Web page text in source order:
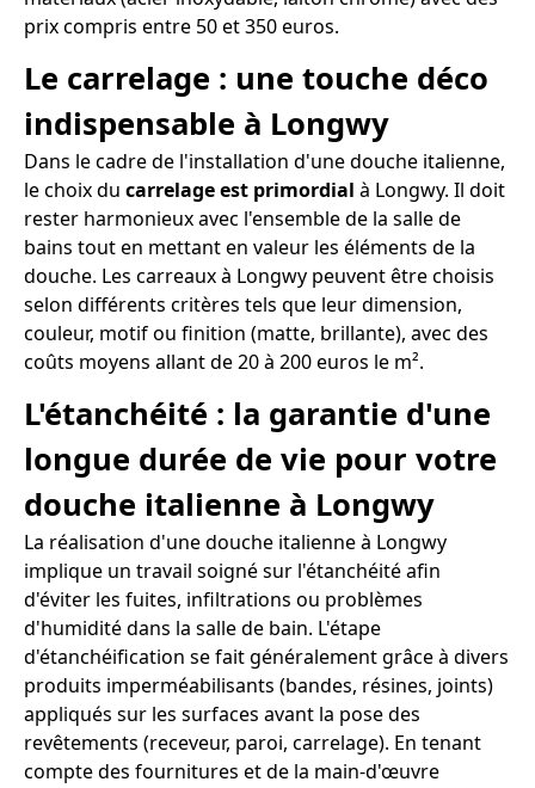
prix compris entre 50 et 350 euros.
Le carrelage : une touche déco
indispensable à Longwy
Dans le cadre de l'installation d'une douche italienne,
le choix du carrelage est primordial à Longwy. Il doit
rester harmonieux avec l'ensemble de la salle de
bains tout en mettant en valeur les éléments de la
douche. Les carreaux à Longwy peuvent être choisis
selon différents critères tels que leur dimension,
couleur, motif ou finition (matte, brillante), avec des
coûts moyens allant de 20 à 200 euros le m².
L'étanchéité : la garantie d'une
longue durée de vie pour votre
douche italienne à Longwy
La réalisation d'une douche italienne à Longwy
implique un travail soigné sur l'étanchéité afin
d'éviter les fuites, infiltrations ou problèmes
d'humidité dans la salle de bain. L'étape
d'étanchéification se fait généralement grâce à divers
produits imperméabilisants (bandes, résines, joints)
appliqués sur les surfaces avant la pose des
revêtements (receveur, paroi, carrelage). En tenant
compte des fournitures et de la main-d'œuvre